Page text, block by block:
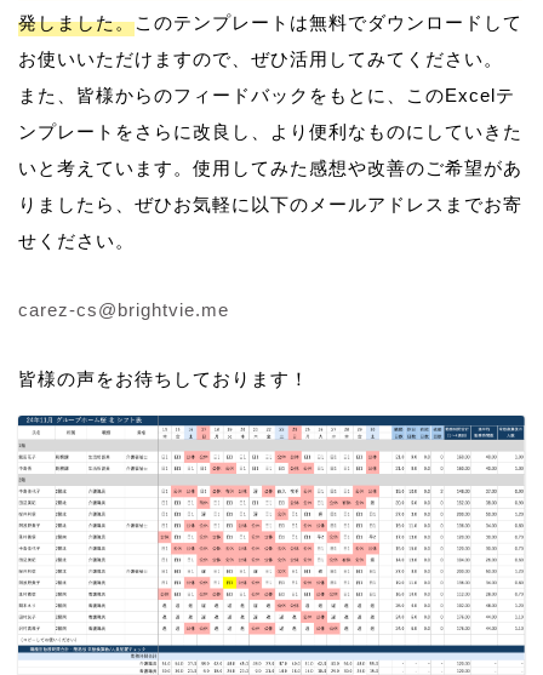
発しました。このテンプレートは無料でダウンロードして
お使いいただけますので、ぜひ活用してみてください。
また、皆様からのフィードバックをもとに、このExcelテ
ンプレートをさらに改良し、より便利なものにしていきた
いと考えています。使用してみた感想や改善のご希望があ
りましたら、ぜひお気軽に以下のメールアドレスまでお寄
せください。
carez-cs@brightvie.me
皆様の声をお待ちしております！